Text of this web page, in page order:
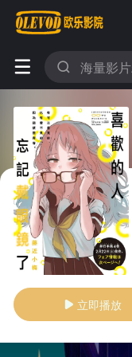
 
很差较差还行
 立即播放